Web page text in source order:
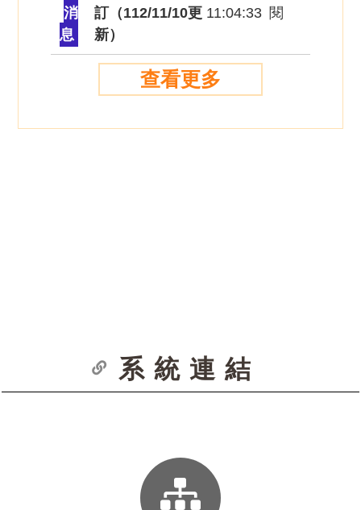
消
息
訂（112/11/10更
新）
11:04:33 閱
系統連結